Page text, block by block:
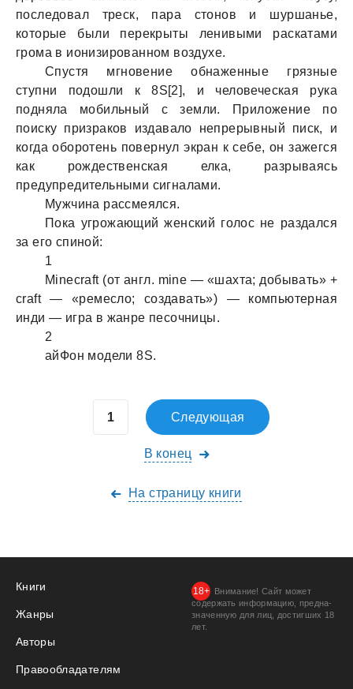
последовал треск, пара стонов и шуршанье,
которые были перекрыты ленивыми раскатами
грома в ионизированном воздухе.
Спустя мгновение обнаженные грязные
ступни подошли к 8S[2], и человеческая рука
подняла мобильный с земли. Приложение по
поиску призраков издавало непрерывный писк, и
когда оборотень повернул экран к себе, он зажегся
как рождественская елка, разрываясь
предупредительными сигналами.
Мужчина рассмеялся.
Пока угрожающий женский голос не раздался
за его спиной:
1
Minecraft (от англ. mine — «шахта; добывать» +
craft — «ремесло; создавать») — компьютерная
инди — игра в жанре песочницы.
2
айФон модели 8S.
Следующая
В конец
На страницу книги
Книги
Жанры
Авторы
Правообладателям
Внимание! Сайт может
содержать информацию, предна­
значенную для лиц, дости­гших 18
лет.